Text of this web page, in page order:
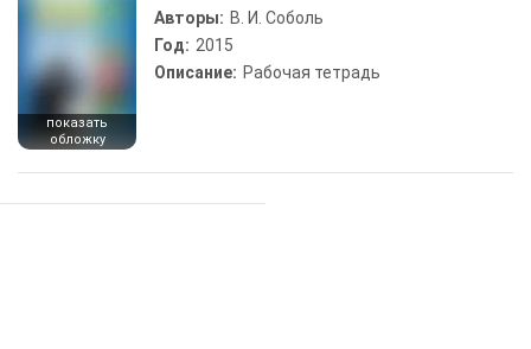
показать
обложку
Авторы: В. И. Соболь
Год: 2015
Описание: Рабочая тетрадь